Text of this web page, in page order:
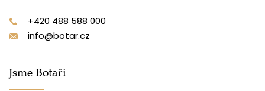
+420 488 588 000
info@botar.cz
Jsme Botaři